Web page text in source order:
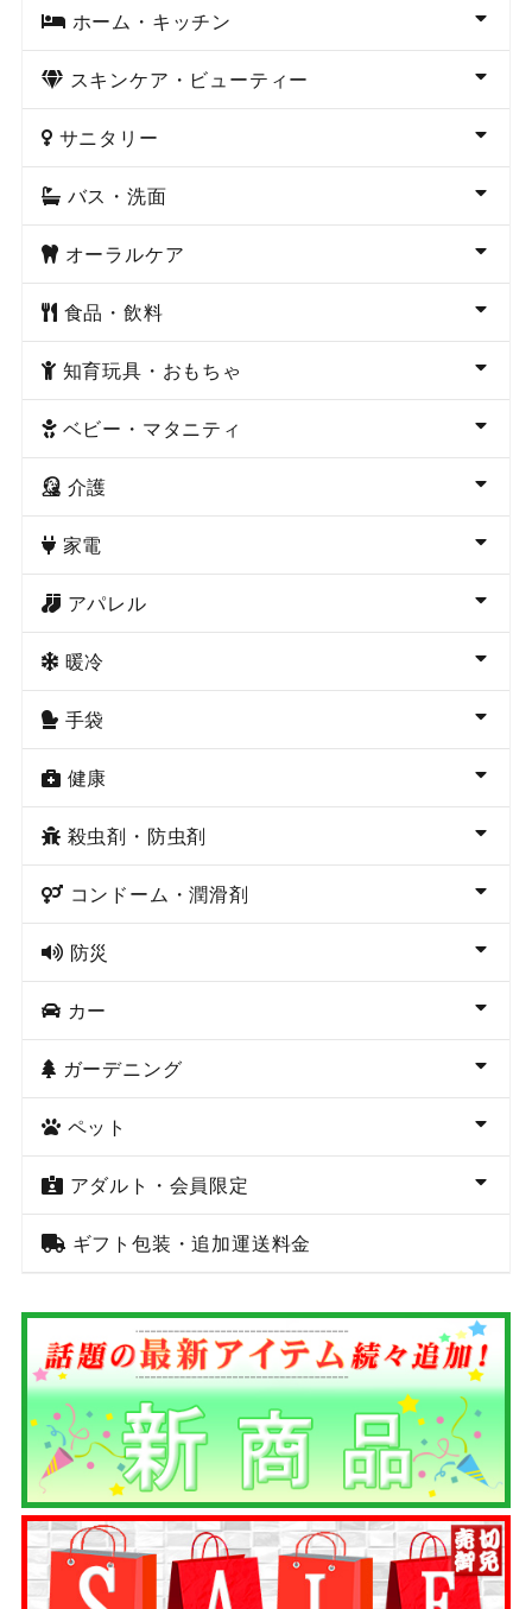
ホーム・キッチン
スキンケア・ビューティー
サニタリー
バス・洗面
オーラルケア
食品・飲料
知育玩具・おもちゃ
ベビー・マタニティ
介護
家電
アパレル
暖冷
手袋
健康
殺虫剤・防虫剤
コンドーム・潤滑剤
防災
カー
ガーデニング
ペット
アダルト・会員限定
ギフト包装・追加運送料金